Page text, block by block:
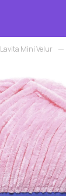
Lavita Mini Velur —